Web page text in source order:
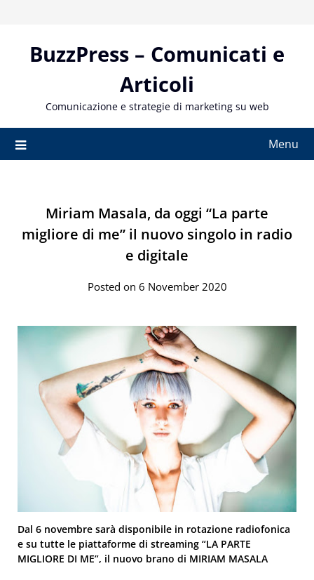
contentBuzzPress – Comunicati e
Articoli
Comunicazione e strategie di marketing su web
Menu
Miriam Masala, da oggi “La parte
migliore di me” il nuovo singolo in radio
e digitale
Posted on 6 November 2020
Dal 6 novembre sarà disponibile in rotazione radiofonica
e su tutte le piattaforme di streaming “LA PARTE
MIGLIORE DI ME”, il nuovo brano di MIRIAM MASALA